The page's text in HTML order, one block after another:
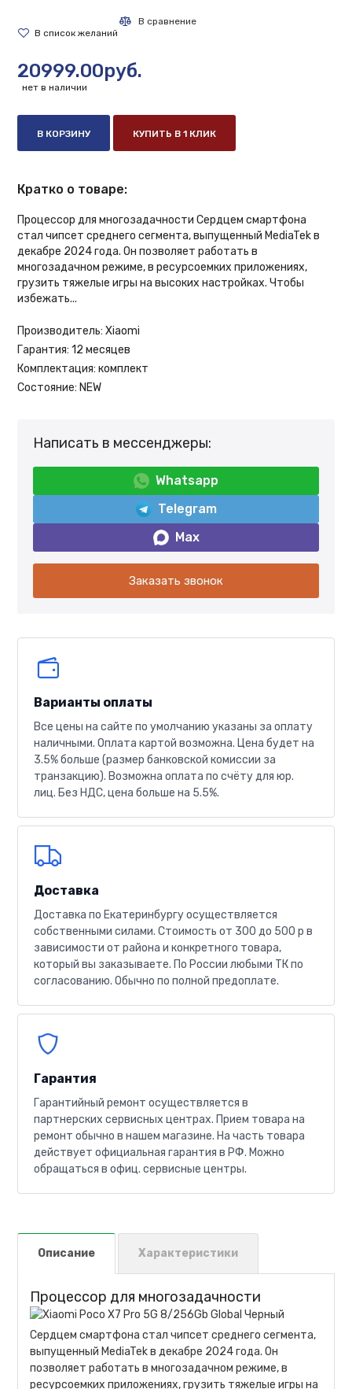
20999.00руб.
нет в наличии
В КОРЗИНУ КУПИТЬ В 1 КЛИК
Кратко о товаре:
Процессор для многозадачности Сердцем смартфона
стал чипсет среднего сегмента, выпущенный MediaTek в
декабре 2024 года. Он позволяет работать в
многозадачном режиме, в ресурсоемких приложениях,
грузить тяжелые игры на высоких настройках. Чтобы
избежать...
Производитель: Xiaomi
Гарантия: 12 месяцев
Комплектация: комплект
Состояние: NEW
Написать в мессенджеры:
Whatsapp
Telegram
Max
Заказать звонок
Варианты оплаты
Все цены на сайте по умолчанию указаны за оплату
наличными. Оплата картой возможна. Цена будет на
3.5% больше (размер банковской комиссии за
транзакцию). Возможна оплата по счёту для юр.
лиц. Без НДС, цена больше на 5.5%.
Доставка
Доставка по Екатеринбургу осуществляется
собственными силами. Стоимость от 300 до 500 р в
зависимости от района и конкретного товара,
который вы заказываете. По России любыми ТК по
согласованию. Обычно по полной предоплате.
Гарантия
Гарантийный ремонт осуществляется в
партнерских сервисных центрах. Прием товара на
ремонт обычно в нашем магазине. На часть товара
действует официальная гарантия в РФ. Можно
обращаться в офиц. сервисные центры.
Описание Характеристики
Процессор для многозадачности
Сердцем смартфона стал чипсет среднего сегмента,
выпущенный MediaTek в декабре 2024 года. Он
позволяет работать в многозадачном режиме, в
ресурсоемких приложениях, грузить тяжелые игры на